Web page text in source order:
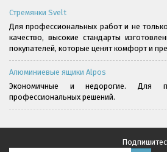
Стремянки Svelt
Для профессиональных работ и не
качество, высокие стандарты
покупателей, которые ценят комфорт и
Алюминиевые ящики Alpos
Экономичные и недорогие. Для
профессиональных решений.